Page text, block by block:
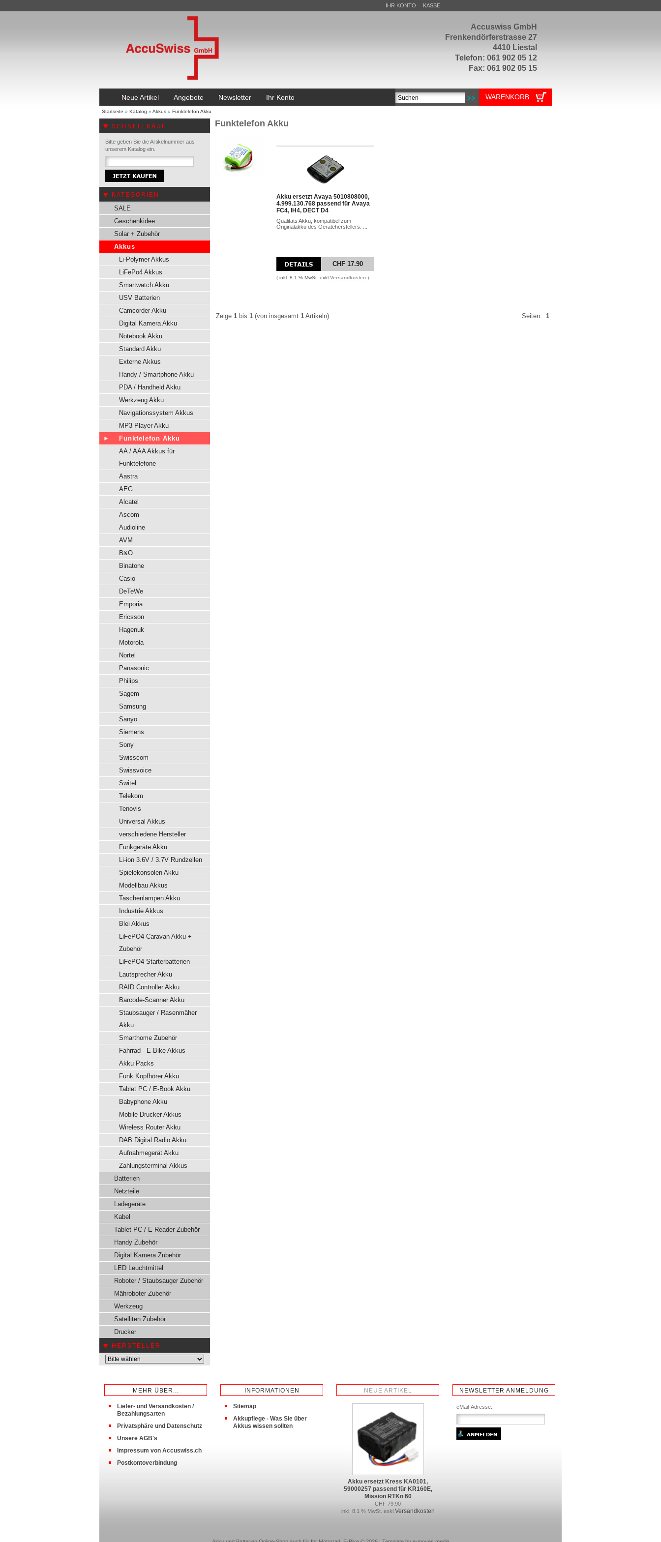
Accuswiss GmbH
Frenkendörferstrasse 27
4410 Liestal
Telefon: 061 902 05 12
Fax: 061 902 05 15
IHR KONTO KASSE
Neue Artikel Angebote Newsletter Ihr Konto WARENKORB
Startseite » Katalog » Akkus » Funktelefon Akku
SCHNELLKAUF
Bitte geben Sie die Artikelnummer aus
unserem Katalog ein.
KATEGORIEN
SALE
Geschenkidee
Solar + Zubehör
Akkus
Li-Polymer Akkus
LiFePo4 Akkus
Smartwatch Akku
USV Batterien
Camcorder Akku
Digital Kamera Akku
Notebook Akku
Standard Akku
Externe Akkus
Handy / Smartphone Akku
PDA / Handheld Akku
Werkzeug Akku
Navigationssystem Akkus
MP3 Player Akku
Funktelefon Akku
AA / AAA Akkus für
Funktelefone
Aastra
AEG
Alcatel
Ascom
Audioline
AVM
B&O
Binatone
Casio
DeTeWe
Emporia
Ericsson
Hagenuk
Motorola
Nortel
Panasonic
Philips
Sagem
Samsung
Sanyo
Siemens
Sony
Swisscom
Swissvoice
Switel
Telekom
Tenovis
Universal Akkus
verschiedene Hersteller
Funkgeräte Akku
Li-ion 3.6V / 3.7V Rundzellen
Spielekonsolen Akku
Modellbau Akkus
Taschenlampen Akku
Industrie Akkus
Blei Akkus
LiFePO4 Caravan Akku +
Zubehör
LiFePO4 Starterbatterien
Lautsprecher Akku
RAID Controller Akku
Barcode-Scanner Akku
Staubsauger / Rasenmäher
Akku
Smarthome Zubehör
Fahrrad - E-Bike Akkus
Akku Packs
Funk Kopfhörer Akku
Tablet PC / E-Book Akku
Babyphone Akku
Mobile Drucker Akkus
Wireless Router Akku
DAB Digital Radio Akku
Aufnahmegerät Akku
Zahlungsterminal Akkus
Batterien
Netzteile
Ladegeräte
Kabel
Tablet PC / E-Reader Zubehör
Handy Zubehör
Digital Kamera Zubehör
LED Leuchtmittel
Roboter / Staubsauger Zubehör
Mähroboter Zubehör
Werkzeug
Satelliten Zubehör
Drucker
HERSTELLER
Funktelefon Akku
Akku ersetzt Avaya 5010808000,
4.999.130.768 passend für Avaya
FC4, IH4, DECT D4
Qualitäts Akku, kompatibel zum
Originalakku des Geräteherstellers. ...
CHF 17.90
( inkl. 8.1 % MwSt. exkl. Versandkosten )
Zeige 1 bis 1 (von insgesamt 1 Artikeln) Seiten: 1
MEHR ÜBER...
Liefer- und Versandkosten /
Bezahlungsarten
Privatsphäre und Datenschutz
Unsere AGB's
Impressum von Accuswiss.ch
Postkontoverbindung
INFORMATIONEN
Sitemap
Akkupflege - Was Sie über
Akkus wissen sollten
NEUE ARTIKEL
Akku ersetzt Kress KA0101,
59000257 passend für KR160E,
Mission RTKn 60
CHF 79.90
inkl. 8.1 % MwSt. exkl. Versandkosten
NEWSLETTER ANMELDUNG
eMail-Adresse: